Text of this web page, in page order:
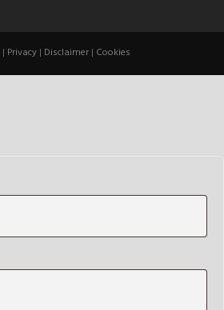
| Privacy | Disclaimer | Cookies